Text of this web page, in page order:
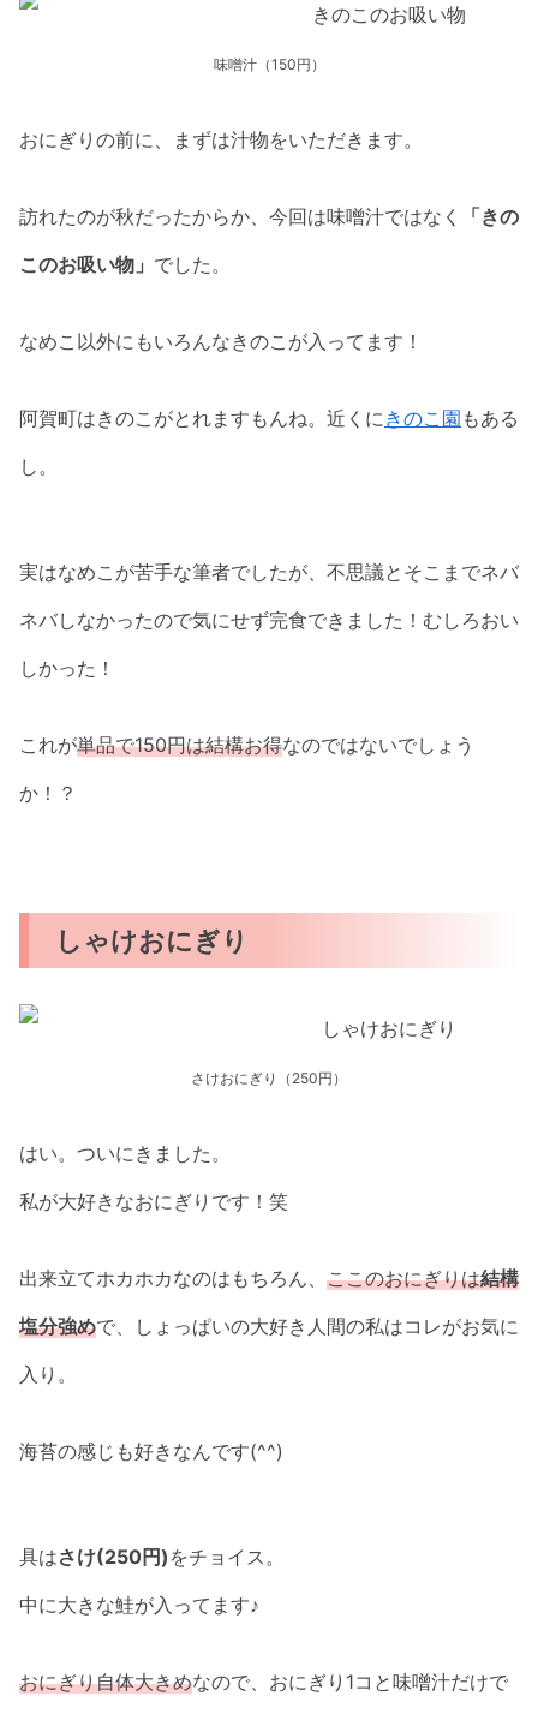
味噌汁（150円）
おにぎりの前に、まずは汁物をいただきます。
訪れたのが秋だったからか、今回は味噌汁ではなく
「きの
このお吸い物」 でした。
なめこ以外にもいろんなきのこが入ってます！
阿賀町はきのこがとれますもんね。近くにきのこ園 もある
し。
実はなめこが苦手な筆者でしたが、不思議とそこまでネバ
ネバしなかったので気にせず完食できました！むしろおい
しかった！
これが単品で150円は結構お得なのではないでしょう
か！？
しゃけおにぎり
さけおにぎり（250円）
はい。ついにきました。
私が大好きなおにぎりです！笑
出来立てホカホカなのはもちろん、 ここのおにぎりは結構
塩分強めで、しょっぱいの大好き人間の私はコレがお気に
入り。
海苔の感じも好きなんです(^^)
具はさけ(250円) をチョイス。
中に大きな鮭が入ってます♪
おにぎり自体大きめなので、おにぎり1コと味噌汁だけで